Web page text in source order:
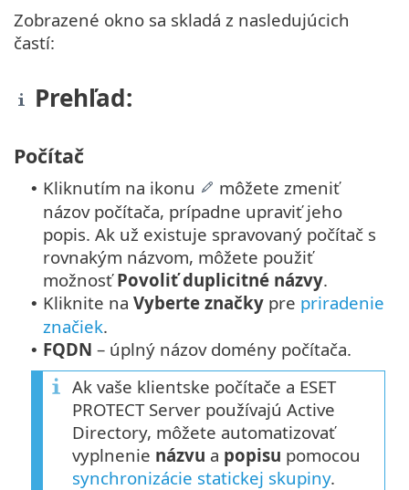
Zobrazené okno sa skladá z nasledujúcich
častí:
Prehľad:
Počítač
• Kliknutím na ikonu
môžete zmeniť
názov počítača, prípadne upraviť jeho
popis. Ak už existuje spravovaný počítač s
rovnakým názvom, môžete použiť
možnosťPovoliť duplicitné názvy.
• Kliknite na Vyberte značky pre priradenie
značiek.
• FQDN – úplný názov domény počítača.
Ak vaše klientske počítače a ESET
PROTECT Server používajú Active
Directory, môžete automatizovať
vyplnenie názvu a popisu pomocou
synchronizácie statickej skupiny.